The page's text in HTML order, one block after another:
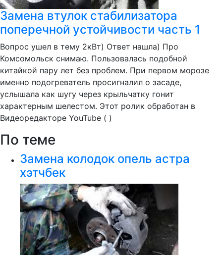
Замена втулок стабилизатора
поперечной устойчивости часть 1
Вопрос ушел в тему 2кВт) Ответ нашла) Про
Комсомольск снимаю. Пользовалась подобной
китайкой пару лет без проблем. При первом морозе
именно подогреватель просигналил о засаде,
услышала как шугу через крыльчатку гонит
характерным шелестом. Этот ролик обработан в
Видеоредакторе YouTube ( )
По теме
Замена колодок опель астра
хэтчбек